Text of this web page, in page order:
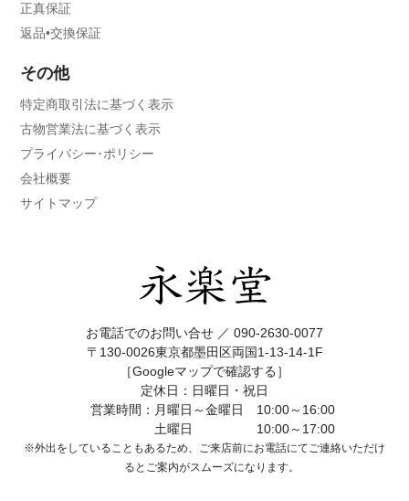
正真保証
返品•交換保証
その他
特定商取引法に基づく表示
古物営業法に基づく表示
プライバシー･ポリシー
会社概要
サイトマップ
お電話でのお問い合せ ／ 090-2630-0077
〒130-0026東京都墨田区両国1-13-14-1F
［Googleマップで確認する］
定休日：日曜日・祝日
営業時間：月曜日～金曜日 10:00～16:00
土曜日 10:00～17:00
※外出をしていることもあるため、ご来店前にお電話にてご連絡いただけ
ると ご案内がスムーズになります。